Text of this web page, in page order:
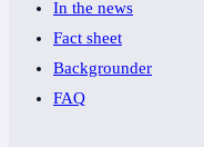
In the news
Fact sheet
Backgrounder
FAQ